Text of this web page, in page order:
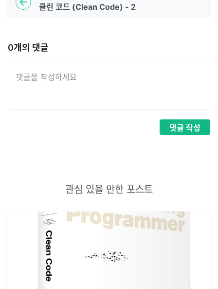
클린 코드 (Clean Code) - 2
0개의 댓글
댓글 작성
관심 있을 만한 포스트